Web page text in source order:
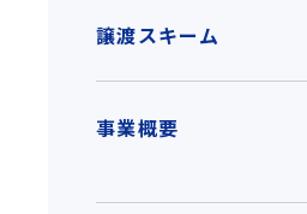
譲渡スキーム
事業概要